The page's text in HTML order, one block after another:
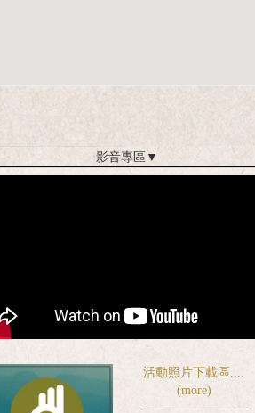
影音專區 ▼
活動照片下載區....
(more)